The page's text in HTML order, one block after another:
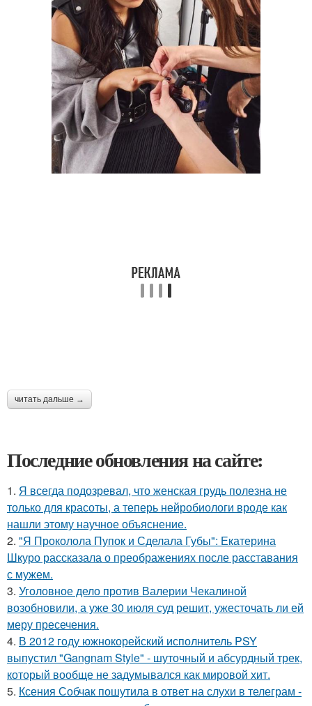
читать дальше →
Последние обновления на сайте:
1. Я всегда подозревал, что женская грудь полезна не
только для красоты, а теперь нейробиологи вроде как
нашли этому научное объяснение.
2. "Я Проколола Пупок и Сделала Губы": Екатерина
Шкуро рассказала о преображениях после расставания
с мужем.
3. Уголовное дело против Валерии Чекалиной
возобновили, а уже 30 июля суд решит, ужесточать ли ей
меру пресечения.
4. В 2012 году южнокорейский исполнитель PSY
выпустил "Gangnam Style" - шуточный и абсурдный трек,
который вообще не задумывался как мировой хит.
5. Ксения Собчак пошутила в ответ на слухи в телеграм -